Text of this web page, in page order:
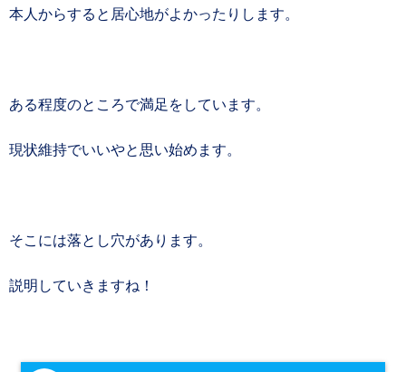
本人からすると居心地がよかったりします。
ある程度のところで満足をしています。
現状維持でいいやと思い始めます。
そこには落とし穴があります。
説明していきますね！